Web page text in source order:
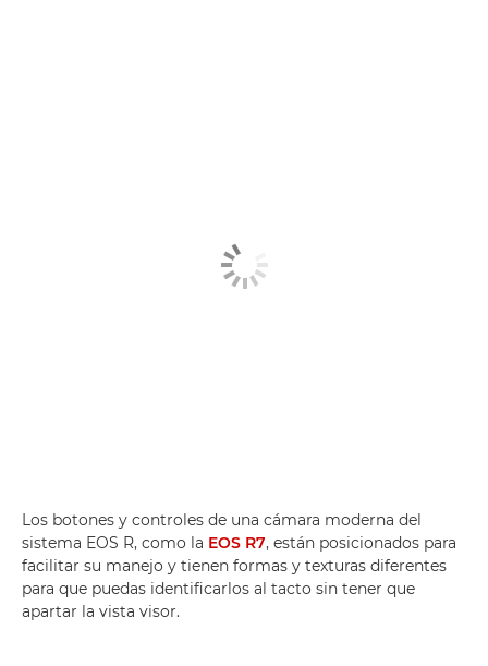
Los botones y controles de una cámara moderna del
sistema EOS R, como la EOS R7, están posicionados para
facilitar su manejo y tienen formas y texturas diferentes
para que puedas identificarlos al tacto sin tener que
apartar la vista visor.